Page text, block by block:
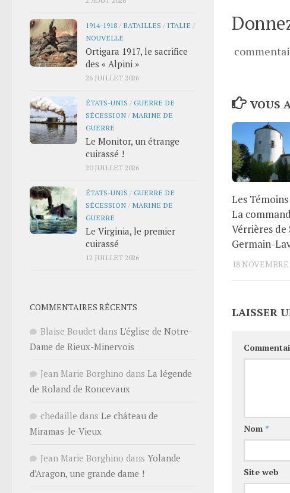
VOUS
Les Témoins
La
Vérrières de
Germain-
18
LAISSER
Nom *
Site web
1914-1918 / BATAILLES / ITALIE /
NOUVELLE
Ortigara 1917, le sacrifice
des « Alpini »
26 JUILLET 2026
ÉTATS-UNIS /GUERRE DE
SÉCESSION / MARINE DE
GUERRE
Le Monitor, un étrange
cuirassé !
20 JUILLET 2026
ÉTATS-UNIS /GUERRE DE
SÉCESSION / MARINE DE
GUERRE
Le Virginia, le premier
cuirassé
12 JUILLET 2026
COMMENTAIRES RÉCENTS
Blaise Boudet dans L’église de Notre-
Dame de Rieux-Minervois
Jean Marie Borghino dans La légende
de Roland de Roncevaux
chedaille dans Le château de
Miramas-le-Vieux
Jean Marie Borghino dans Yolande
d’Aragon, une grande dame !